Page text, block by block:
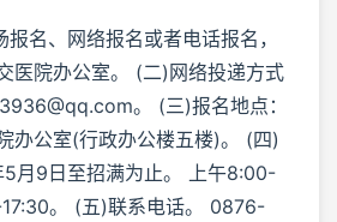
名、网络报名或者电话报名，
医院办公室。 (二)网络投递方式
。 (三)报名地点：
办公室(行政办公楼五楼)。 (四)
月9日至招满为止。 上午8:00-
。 (五)联系电话。 0876-